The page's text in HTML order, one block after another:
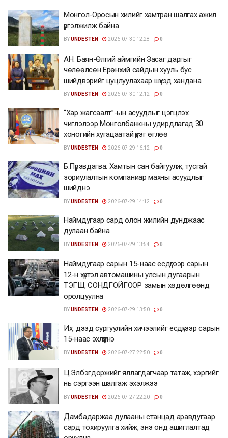
Монгол-Оросын хилийг хамтран шалгах ажил
үргэлжилж байна
BYUNDESTEN 2026-07-30 12:28 0
АН: Баян-Өлгий аймгийн Засаг даргыг
чөлөөлсөн Ерөнхий сайдын хууль бус
шийдвэрийг цуцлуулахаар шүүхэд хандана
BYUNDESTEN 2026-07-30 12:12 0
“Хар жагсаалт”-ын асуудлыг цэгцлэх
чиглэлээр Монголбанкны удирдлагад 30
хоногийн хугацаатай үүрэг өглөө
BYUNDESTEN 2026-07-29 16:12 0
Б.Пүрэвдагва: Хамтын сан байгуулж, тусгай
зориулалтын компаниар махны асуудлыг
шийднэ
BYUNDESTEN 2026-07-29 14:12 0
Наймдугаар сард олон жилийн дунджаас
дулаан байна
BYUNDESTEN 2026-07-29 13:54 0
Наймдугаар сарын 15-наас есдүгээр сарын
12-н хүртэл автомашины улсын дугаарын
ТЭГШ, СОНДГОЙГООР замын хөдөлгөөнд
оролцуулна
BYUNDESTEN 2026-07-29 13:50 0
Их, дээд сургуулийн хичээлийг есдүгээр сарын
15-наас эхлүүлнэ
BYUNDESTEN 2026-07-27 22:50 0
Ц.Элбэгдоржийг яллагдагчаар татаж, хэргийг
нь сэргээн шалгаж эхэлжээ
BYUNDESTEN 2026-07-27 22:20 0
Дамбадаржаа дулааны станцад аравдугаар
сард тохируулга хийж, энэ онд ашиглалтад